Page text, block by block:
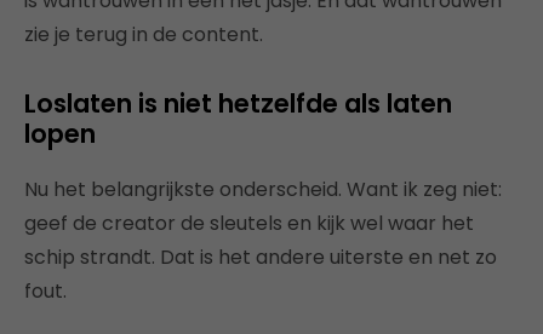
zie je terug in de content.
Loslaten is niet hetzelfde als laten
lopen
Nu het belangrijkste onderscheid. Want ik zeg niet:
geef de creator de sleutels en kijk wel waar het
schip strandt. Dat is het andere uiterste en net zo
fout.